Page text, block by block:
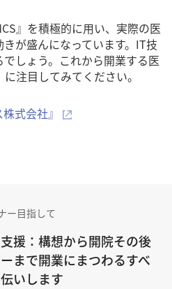
』を積極的に用い、実際の医
が盛んになっています。IT技
しょう。これから開業する医
注目してみてください。
式会社』
ー目指して
援：構想から開院その後
まで開業にまつわるすべ
いします